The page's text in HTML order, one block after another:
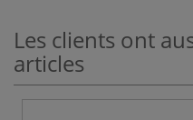
Les clients ont
articles